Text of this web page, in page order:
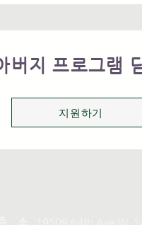
버지 프로그램
지원하기